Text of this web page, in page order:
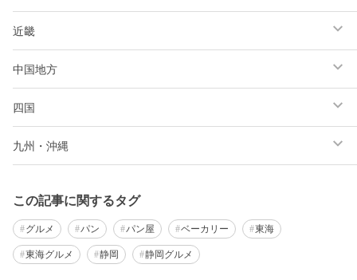
近畿
中国地方
四国
九州・沖縄
この記事に関するタグ
グルメ パン パン屋 ベーカリー 東海
東海グルメ 静岡 静岡グルメ